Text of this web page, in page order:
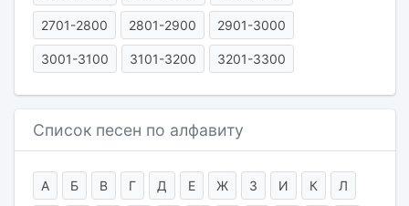
2701-2800 2801-2900 2901-3000
3001-3100 3101-3200 3201-3300
Список песен по алфавиту
А Б В Г Д Е Ж З И К Л